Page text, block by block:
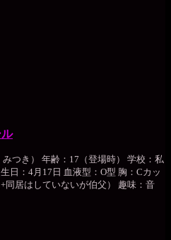
つき） 年齢：17（登場時） 学校：私
日：4月17日 血液型：O型 胸：Cカッ
同居はしていないが伯父） 趣味：音